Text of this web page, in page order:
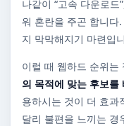
나같이 “고속 다운로드
워 혼란을 주곤 합니다
지 막막해지기 마련입
이럴 때 웹하드 순위는
의 목적에 맞는 후보를
용하시는 것이 더 효과
달리 불편을 느끼는 경